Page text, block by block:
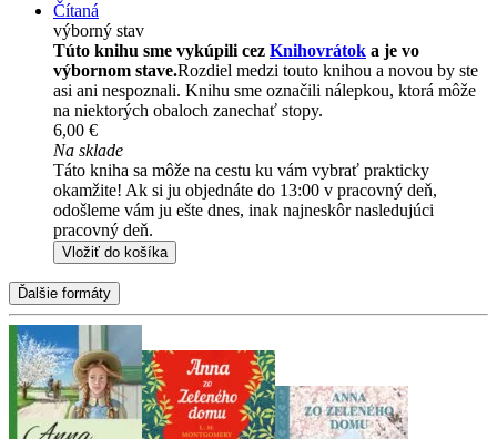
Čítaná
výborný stav
Túto knihu sme vykúpili cez Knihovrátok a je vo
výbornom stave.Rozdiel medzi touto knihou a novou by ste
asi ani nespoznali. Knihu sme označili nálepkou, ktorá môže
na niektorých obaloch zanechať stopy.
6,00 €
Na sklade
Táto kniha sa môže na cestu ku vám vybrať prakticky
okamžite! Ak si ju objednáte do 13:00 v pracovný deň,
odošleme vám ju ešte dnes, inak najneskôr nasledujúci
pracovný deň.
Vložiť do košíka
Ďalšie formáty